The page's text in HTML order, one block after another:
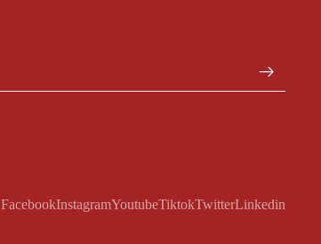
FacebookInstagramYoutubeTiktokTwitterLinkedin